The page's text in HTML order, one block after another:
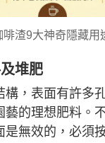
啡渣9大神奇隱藏用
堆肥
構，表面有許多
藝的理想肥料。
是無效的，必須